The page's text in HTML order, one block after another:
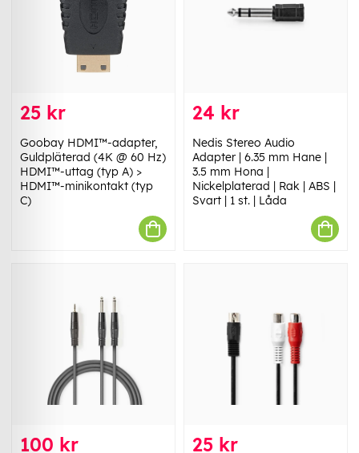
25 kr
Goobay HDMI™-adapter,
Guldpläterad (4K @ 60 Hz)
HDMI™-uttag (typ A) >
HDMI™-minikontakt (typ
C)
24 kr
Nedis Stereo Audio
Adapter | 6.35 mm Hane |
3.5 mm Hona |
Nickelplaterad | Rak | ABS |
Svart | 1 st. | Låda
100 kr 25 kr